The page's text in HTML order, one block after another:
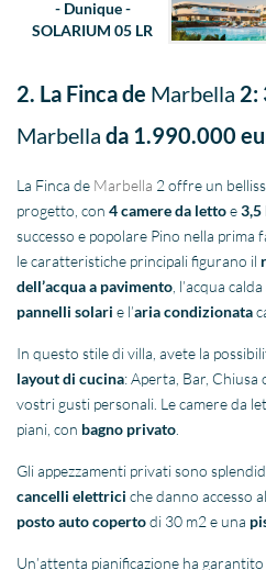
- Dunique -
SOLARIUM 05 LR
2. La Finca de Marbella 2:
Marbella da 1.990.000
La Finca de Marbella 2 offre un
progetto, con4 camere da lettoe3,5
successo e popolare Pino nella prima
le caratteristiche principali figurano il
dell’acqua a pavimento , l’acqua
pannelli solari e l’aria condizionata
In questo stile di villa, avete la
layout di cucina: Aperta, Bar,
vostri gusti personali. Le camere da
piani, con bagno privato
Gli appezzamenti privati sono
cancelli elettrici che danno accesso
posto auto copertodi 30 m2 e una
Un’attenta pianificazione ha